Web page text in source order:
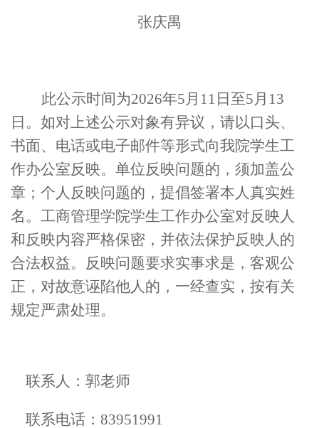
张庆禺
此公示时间为2026年5月 11 日 至5月13
日 。如对上述公示对象有异议，请以口头、
书面、电话或电子邮件等形式向我院学生工
作办公室反映。单位反映问题的，须加盖公
章；个人反映问题的，提倡签署本人真实姓
名。工商管理学院学生工作办公室对反映人
和反映内容严格保密，并依法保护反映人的
合法权益。反映问题要求实事求是，客观公
正，对故意诬陷他人的，一经查实，按有关
规定严肃处理。
联系人： 郭老师
联系电话： 83951991